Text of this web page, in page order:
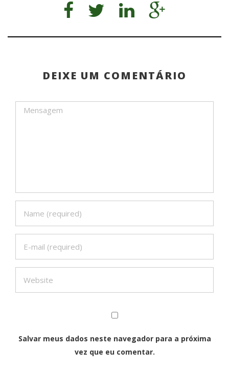
DEIXE UM COMENTÁRIO
Salvar meus dados neste navegador para a próxima
vez que eu comentar.